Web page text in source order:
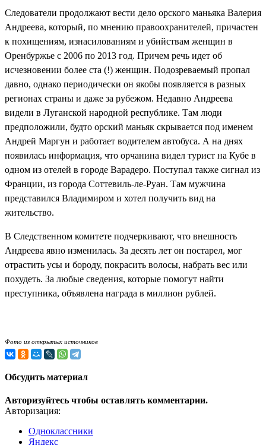
Следователи продолжают вести дело орского маньяка Валерия
Андреева, который, по мнению правоохранителей, причастен
к похищениям, изнасилованиям и убийствам женщин в
Оренбуржье с 2006 по 2013 год. Причем речь идет об
исчезновении более ста (!) женщин. Подозреваемый пропал
давно, однако периодически он якобы появляется в разных
регионах страны и даже за рубежом. Недавно Андреева
видели в Луганской народной республике. Там люди
предположили, будто орский маньяк скрывается под именем
Андрей Маргун и работает водителем автобуса. А на днях
появилась информация, что орчанина видел турист на Кубе в
одном из отелей в городе Варадеро. Поступал также сигнал из
Франции, из города Соттевиль-ле-Руан. Там мужчина
представился Владимиром и хотел получить вид на
жительство.
В Следственном комитете подчеркивают, что внешность
Андреева явно изменилась. За десять лет он постарел, мог
отрастить усы и бороду, покрасить волосы, набрать вес или
похудеть. За любые сведения, которые помогут найти
преступника, объявлена награда в миллион рублей.
Фото из открытых источников
Обсудить материал
Авторизуйтесь чтобы оставлять комментарии.
Авторизация:
Одноклассники
Яндекс